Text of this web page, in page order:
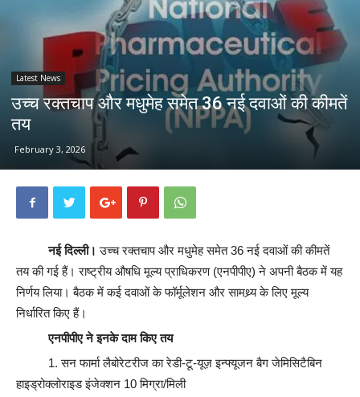
Latest News
उच्च रक्तचाप और मधुमेह समेत 36 नई दवाओं की कीमतें
तय
February 3, 2026
नई दिल्ली। उच्च रक्तचाप और मधुमेह समेत 36 नई दवाओं की कीमतें
तय की गई हैं। राष्ट्रीय औषधि मूल्य प्राधिकरण (एनपीपीए) ने अपनी बैठक में यह
निर्णय लिया। बैठक में कई दवाओं के फॉर्मूलेशन और सामथ्र्य के लिए मूल्य
निर्धारित किए हैं।
एनपीपीए ने इनके दाम किए तय
1. सन फार्मा लैबोरेटरीज का रेडी-टू-यूज़ इन्फ्यूजन बैग जेमिसिटैबिन
हाइड्रोक्लोराइड इंजेक्शन 10 मिग्रा/मिली